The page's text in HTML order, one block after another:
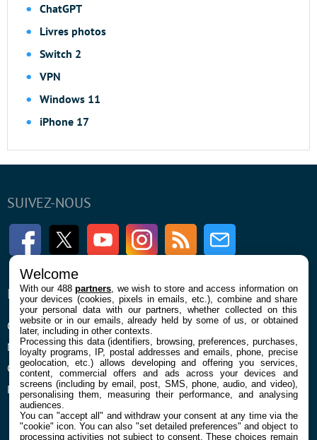
ChatGPT
Livres photos
Switch 2
VPN
Windows 11
iPhone 17
SUIVEZ-NOUS
FacebookTwitter Youtube InstagramRSS Newsletter
ENTREPRISE
Qui sommes nous
Mentions légales et CGU
Confidentialité et Cookies
Préférences cookies
À PROPOS
La rédaction
Contact
Welcome
With our 488partners , we wish to store and access information on
your devices (cookies, pixels in emails, etc.), combine and share
your personal data with our partners, whether collected on this
website or in our emails, already held by some of us, or obtained
later, including in other contexts.
Processing this data (identifiers, browsing, preferences, purchases,
loyalty programs, IP, postal addresses and emails, phone, precise
geolocation, etc.) allows developing and offering you services,
content, commercial offers and ads across your devices and
screens (including by email, post, SMS, phone, audio, and video),
personalising them, measuring their performance, and analysing
audiences.
You can "accept all" and withdraw your consent at any time via the
"cookie" icon. You can also "set detailed preferences" and object to
processing activities not subject to consent. These choices remain